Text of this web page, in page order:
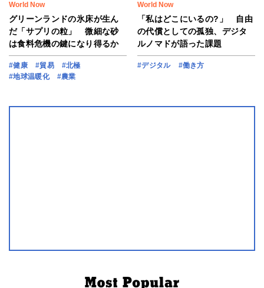
World Now
グリーンランドの氷床が生ん
だ「サプリの粒」 微細な砂
は食料危機の鍵になり得るか
#健康 #貿易
#北極
#地球温暖化
#農業
World Now
「私はどこにいるの?」 自由
の代償としての孤独、デジタ
ルノマドが語った課題
#デジタル #働き方